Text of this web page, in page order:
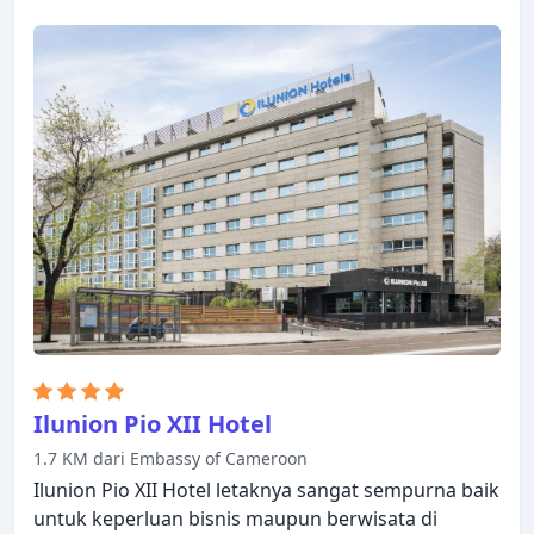
dinikmati oleh para tamu. Beberapa kamar
dirancang dengan baik dan dilengkapi dengan
televisi layar datar, linen, handuk, ruang
penyimpanan pakaian, ruang keluarga terpisah.
Properti ini menawarkan berbagai pilihan fasilitas
rekreasi. Hotel Weare Chamartín adalah pilihan
yang sangat baik untuk menjelajahi Madrid atau
untuk sekadar bersantai dan menyegarkan diri.
Ilunion Pio XII Hotel
1.7 KM dari Embassy of Cameroon
Ilunion Pio XII Hotel letaknya sangat sempurna baik
untuk keperluan bisnis maupun berwisata di